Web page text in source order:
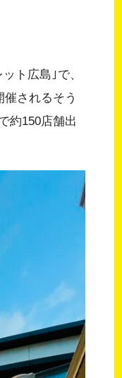
ト広島｣で、
されるそう
約150店舗出